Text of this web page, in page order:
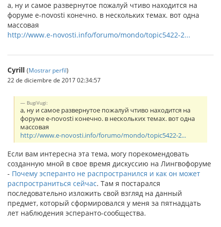
а, ну и самое развернутое пожалуй чтиво находится на
форуме e-novosti конечно. в нескольких темах. вот одна
массовая
http://www.e-novosti.info/forumo/mondo/topic5422-2...
Cyrill (Mostrar perfil)
22 de diciembre de 2017 02:34:57
BugiVugi:
а, ну и самое развернутое пожалуй чтиво находится на
форуме e-novosti конечно. в нескольких темах. вот одна
массовая
http://www.e-novosti.info/forumo/mondo/topic5422-2...
Если вам интересна эта тема, могу порекомендовать
созданную мной в свое время дискуссию на Лингвофоруме
- Почему эсперанто не распространился и как он может
распространиться сейчас. Там я постарался
последовательно изложить свой взгляд на данный
предмет, который сформировался у меня за пятнадцать
лет наблюдения эсперанто-сообщества.